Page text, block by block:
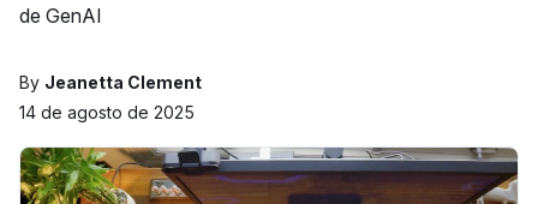
de GenAI
By Jeanetta Clement
14 de agosto de 2025